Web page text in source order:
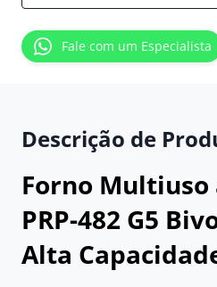
Fale com um Especialista
Descrição de
Forno Multiuso
PRP-482 G5
Alta